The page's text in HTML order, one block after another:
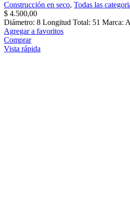
Construcción en seco, Todas las
$ 4.500,00
Diámetro: 8 Longitud Total: 51 Marca:
Agregar a favoritos
Comprar
Vista rápida